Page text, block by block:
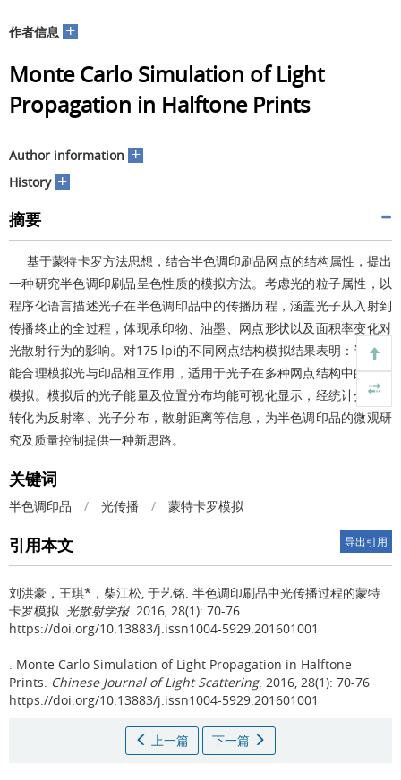
作者信息 +
Monte Carlo Simulation of Light
Propagation in Halftone Prints
Author information +
History +
摘要
基于蒙特卡罗方法思想，结合半色调印刷品网点的结构属性，提出
一种研究半色调印刷品呈色性质的模拟方法。考虑光的粒子属性，以
程序化语言描述光子在半色调印品中的传播历程，涵盖光子从入射到
传播终止的全过程，体现承印物、油墨、网点形状以及面积率变化对
光散射行为的影响。对175 lpi的不同网点结构模拟结果表明：该算法
能合理模拟光与印品相互作用，适用于光子在多种网点结构中的散射
模拟。模拟后的光子能量及位置分布均能可视化显示，经统计分析可
转化为反射率、光子分布，散射距离等信息，为半色调印品的微观研
究及质量控制提供一种新思路。
关键词
半色调印品 / 光传播 / 蒙特卡罗模拟
引用本文 导出引用
刘洪豪，王琪*，柴江松, 于艺铭. 半色调印刷品中光传播过程的蒙特
卡罗模拟. 光散射学报. 2016, 28(1): 70-76
https://doi.org/10.13883/j.issn1004-5929.201601001
. Monte Carlo Simulation of Light Propagation in Halftone
Prints. Chinese Journal of Light Scattering. 2016, 28(1): 70-76
https://doi.org/10.13883/j.issn1004-5929.201601001
上一篇 下一篇